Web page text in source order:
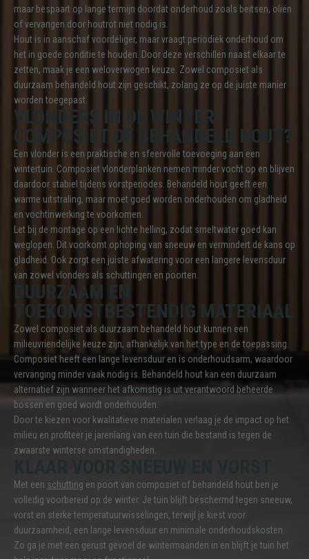
maar bespaart op lange termijn doordat onderhoud zoals beitsen, oliën
of vervangen door houtrot niet nodig is.
Hout is in aanschaf voordeliger, maar vraagt periodiek onderhoud om
het in goede conditie te houden. Door deze verschillen naast elkaar te
zetten, maak je een weloverwogen keuze. Zowel composiet als
duurzaam behandeld hout zijn geschikt, zolang ze op de juiste manier
worden toegepast.
VLONDERS IN DE WINTER:
COMPOSIET OF BEHANDELD HOUT?
Een vlonder is een praktische en sfeervolle toevoeging aan een
wintertuin. Composiet vlonderplanken nemen minder vocht op en blijven
daardoor stabiel tijdens vorstperiodes. Behandeld hout geeft een
warme uitstraling, maar moet goed worden onderhouden om gladheid
en vochtinwerking te voorkomen.
Let bij de montage op een lichte helling, zodat smeltwater goed kan
weglopen. Dit voorkomt ophoping van sneeuw en vermindert de kans op
gladheid. Ook zorgt een juiste afwatering voor een langere levensduur
van zowel vlonders als schuttingen en poorten.
DUURZAAM EN
TOEKOMSTBESTENDIG MATERIAAL
Zowel composiet als duurzaam behandeld hout kunnen een
milieuvriendelijke keuze zijn, afhankelijk van het type en de toepassing.
Composiet heeft een lange levensduur en is onderhoudsarm, waardoor
vervanging minder vaak nodig is. Behandeld hout kan een duurzaam
alternatief zijn wanneer het afkomstig is uit verantwoord beheerde
bossen en goed wordt onderhouden.
Door te kiezen voor kwalitatieve materialen verlaag je de impact op het
milieu en profiteer je jarenlang van een tuin die bestand is tegen de
zwaarste winterse omstandigheden.
Met een schutting en poort van composiet of behandeld hout ben je
volledig voorbereid op de winter. Je tuin blijft beschermd tegen sneeuw,
vorst en sterke temperatuurwisselingen, terwijl je kiest voor
duurzaamheid, een lange levensduur en minimale onderhoudskosten.
Zo ga je met een gerust gevoel de wintermaanden in en blijft je tuin het